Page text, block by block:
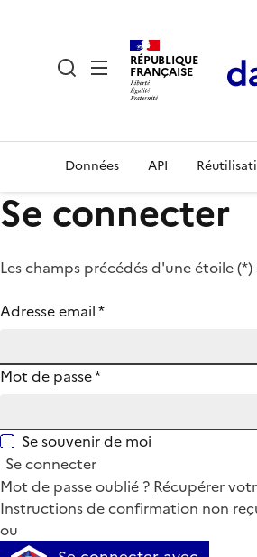
RÉPUBLIQUE
FRANÇAISE
Données API
Se connecter
Les champs précédés d'une étoile (*)
Adresse email*
Mot de passe*
Se souvenir de moi
Se connecter
Mot de passe oublié ? Récupérer
Instructions de confirmation non
ou